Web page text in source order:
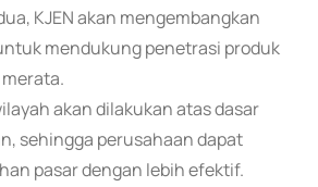
KJEN akan mengembangkan
mendukung penetrasi produk
akan dilakukan atas dasar
sehingga perusahaan dapat
pasar dengan lebih efektif.